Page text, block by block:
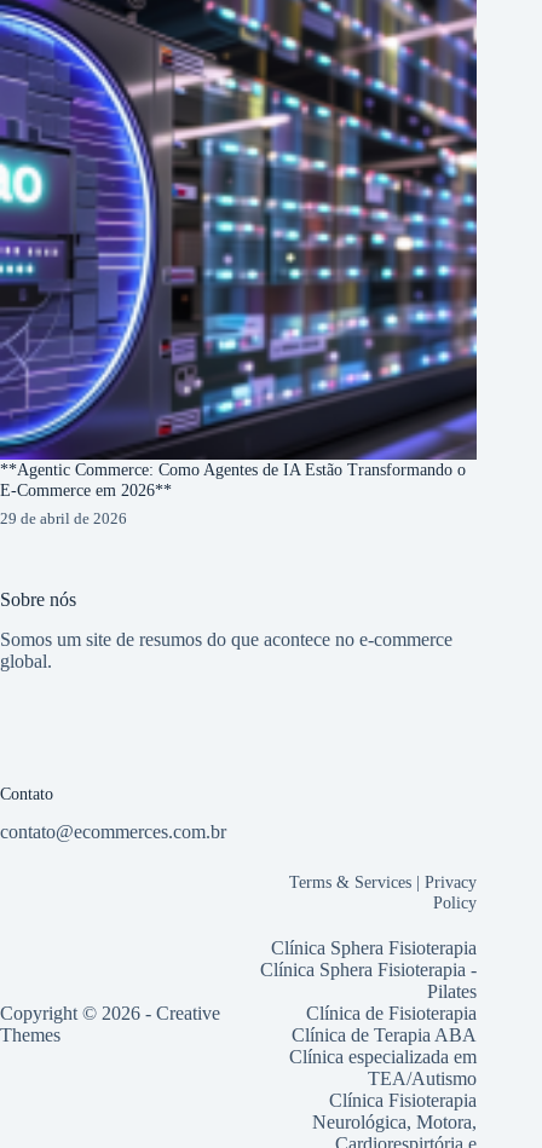
**Agentic Commerce: Como Agentes de IA Estão Transformando o
E-Commerce em 2026**
29 de abril de 2026
Sobre nós
Somos um site de resumos do que acontece no e-commerce
global.
Contato
contato@ecommerces.com.br
Copyright © 2026 - Creative
Themes
Terms & Services |Privacy
Policy
Clínica Sphera Fisioterapia
Clínica Sphera Fisioterapia -
Pilates
Clínica de Fisioterapia
Clínica de Terapia ABA
Clínica especializada em
TEA/Autismo
Clínica Fisioterapia
Neurológica, Motora,
Cardiorespirtória e